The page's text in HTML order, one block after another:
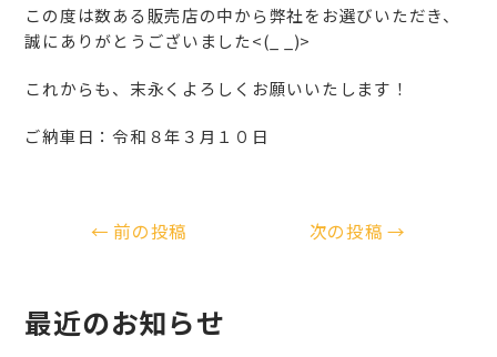
この度は数ある販売店の中から弊社をお選びいただき、
誠にありがとうございました<(_ _)>
これからも、末永くよろしくお願いいたします！
ご納車日：令和８年３月１０日
← 前の投稿 次の投稿→
最近のお知らせ